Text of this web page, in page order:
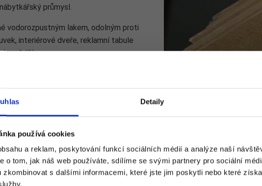
Detaily
používá cookies
a reklam, poskytování funkcí sociálních médií a analýze naší
o tom, jak náš web používáte, sdílíme se svými partnery pro sociální
zkombinovat s dalšími informacemi, které jste jim poskytli nebo které
průmysl.
vodorozpustným lakem, odolným proti
interiérové dveře, reklamní tabule
hustotu.
SOLOLITOVÁ deska